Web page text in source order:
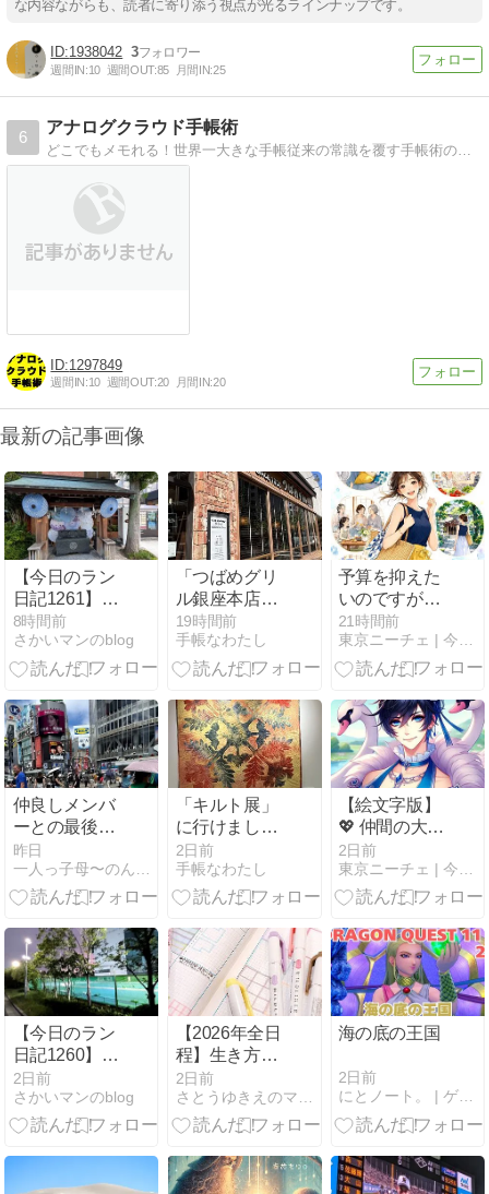
な内容ながらも、読者に寄り添う視点が光るラインナップです。
1938042 3
週間IN:10 週間OUT:85 月間IN:25
6
アナログクラウド手帳術
どこでもメモれる！世界一大きな手帳従来の常識を覆す手帳術の仕組み！手帳の大切な機能を手帳１０原則として初めて明示
1297849
週間IN:10 週間OUT:20 月間IN:20
最新の記事画像
【今日のラン
日記1261】今
日は朝ランで
閾値走！_暑
さも戻り、も
した💦
_20260807
8時間前
さかいマンのblog
「つばめグリ
ル銀座本店」
に行きました
19時間前
手帳なわたし
予算を抑えた
いのですが、
何かおすすめ
の過ごし方は
ありますか？
ごし方)
21時間前
東京ニーチェ | 今を生きていくのに役立つサイト
仲良しメンバ
ーとの最後の
演技
昨日
「キルト展」
に行けまし
た！
2日前
手帳なわたし
【絵文字版】
💖 仲間の大切
さ！ ボン・ク
レーの「友達
だからよう
ぶ
2日前
【今日のラン
日記1260】イ
ンターバル走
で心肺強化！
_晩走ると寝
ぱり朝ランが
2日前
さかいマンのblog
【2026年全日
程】生き方を
整えよう。マ
ンダラチャー
トで自己理解
ライン講座
2日前
海の底の王国
2日前
にとノート。 | ゲーム中心 なんでもメモするノート